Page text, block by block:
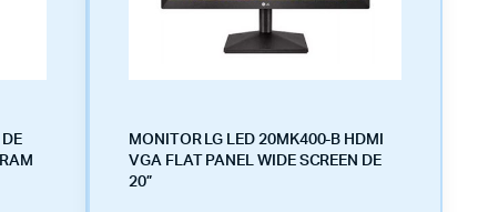
MONITOR LG LED 20MK400-B HDMI
VGA FLAT PANEL WIDE SCREEN DE
20”